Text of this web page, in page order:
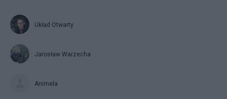
Układ Otwarty
Jarosław Warzecha
Animela